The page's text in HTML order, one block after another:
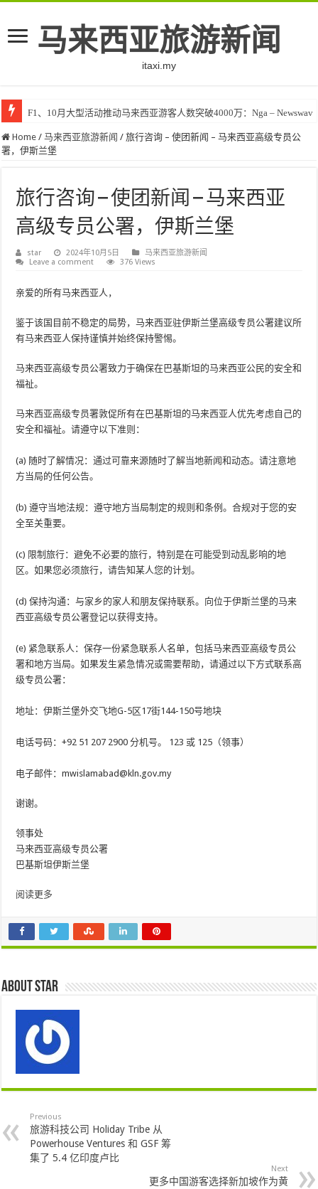
马来西亚旅游新闻
itaxi.my
F1、10月大型活动推动马来西亚游客人数突破4000万：Nga – Newswav
Home / 马来西亚旅游新闻 / 旅行咨询 – 使团新闻 – 马来西亚高级专员公
署，伊斯兰堡
旅行咨询 – 使团新闻 – 马来西亚
高级专员公署，伊斯兰堡
star 2024年10月5日
马来西亚旅游新闻
Leave a comment
376 Views
亲爱的所有马来西亚人，
鉴于该国目前不稳定的局势，马来西亚驻伊斯兰堡高级专员公署建议所
有马来西亚人保持谨慎并始终保持警惕。
马来西亚高级专员公署致力于确保在巴基斯坦的马来西亚公民的安全和
福祉。
马来西亚高级专员署敦促所有在巴基斯坦的马来西亚人优先考虑自己的
安全和福祉。请遵守以下准则：
(a) 随时了解情况：通过可靠来源随时了解当地新闻和动态。请注意地
方当局的任何公告。
(b) 遵守当地法规：遵守地方当局制定的规则和条例。合规对于您的安
全至关重要。
(c) 限制旅行：避免不必要的旅行，特别是在可能受到动乱影响的地
区。如果您必须旅行，请告知某人您的计划。
(d) 保持沟通：与家乡的家人和朋友保持联系。向位于伊斯兰堡的马来
西亚高级专员公署登记以获得支持。
(e) 紧急联系人：保存一份紧急联系人名单，包括马来西亚高级专员公
署和地方当局。如果发生紧急情况或需要帮助，请通过以下方式联系高
级专员公署：
地址：伊斯兰堡外交飞地G-5区17街144-150号地块
电话号码：+92 51 207 2900 分机号。 123 或 125（领事）​
电子邮件：mwislamabad@kln.gov.my
谢谢。
领事处
马来西亚高级专员公署
巴基斯坦伊斯兰堡
阅读更多
About star
Previous
旅游科技公司 Holiday Tribe 从
Powerhouse Ventures 和 GSF 筹
集了 5.4 亿印度卢比
Next
更多中国游客选择新加坡作为黄